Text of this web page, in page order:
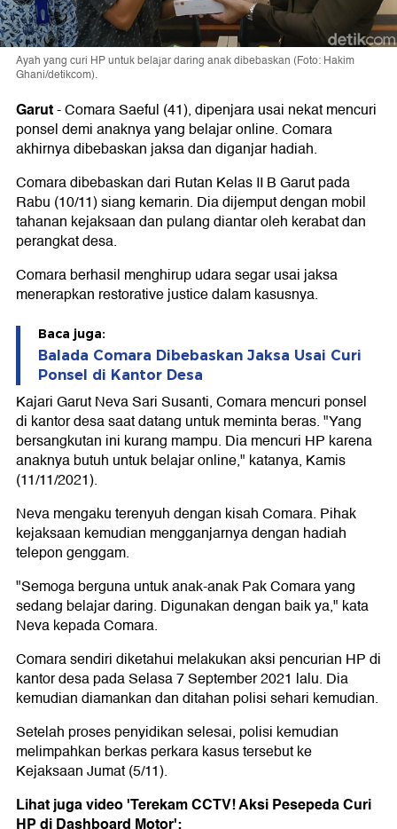
Ayah yang curi HP untuk belajar daring anak dibebaskan (Foto: Hakim
Ghani/detikcom).
Garut-Comara Saeful (41), dipenjara usai nekat mencuri
ponsel demi anaknya yang belajar online. Comara
akhirnya dibebaskan jaksa dan diganjar hadiah.
Comara dibebaskan dari Rutan Kelas II B Garut pada
Rabu (10/11) siang kemarin. Dia dijemput dengan mobil
tahanan kejaksaan dan pulang diantar oleh kerabat dan
perangkat desa.
Comara berhasil menghirup udara segar usai jaksa
menerapkan restorative justice dalam kasusnya.
Baca juga:
Balada Comara Dibebaskan Jaksa Usai Curi
Ponsel di Kantor Desa
Kajari Garut Neva Sari Susanti, Comara mencuri ponsel
di kantor desa saat datang untuk meminta beras. "Yang
bersangkutan ini kurang mampu. Dia mencuri HP karena
anaknya butuh untuk belajar online," katanya, Kamis
(11/11/2021).
Neva mengaku terenyuh dengan kisah Comara. Pihak
kejaksaan kemudian mengganjarnya dengan hadiah
telepon genggam.
"Semoga berguna untuk anak-anak Pak Comara yang
sedang belajar daring. Digunakan dengan baik ya," kata
Neva kepada Comara.
Comara sendiri diketahui melakukan aksi pencurian HP di
kantor desa pada Selasa 7 September 2021 lalu. Dia
kemudian diamankan dan ditahan polisi sehari kemudian.
Setelah proses penyidikan selesai, polisi kemudian
melimpahkan berkas perkara kasus tersebut ke
Kejaksaan Jumat (5/11).
Lihat juga video 'Terekam CCTV! Aksi Pesepeda Curi
HP di Dashboard Motor':